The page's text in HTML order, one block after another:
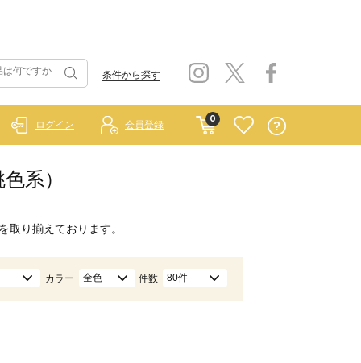
条件から探す
0
ログイン 会員登録
系）
取り揃えております。
カラー 全色 件数 80件